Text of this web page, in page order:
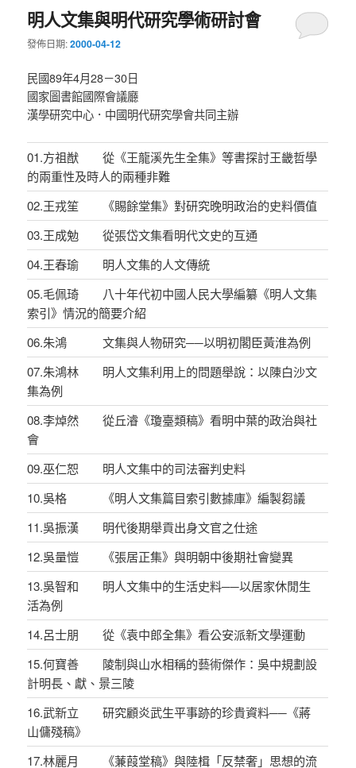
明人文集與明代研究學術研討會
發佈日期:2000-04-12
民國89年4月28－30日
國家圖書館國際會議廳
漢學研究中心．中國明代研究學會共同主辦
01.方祖猷 從《王龍溪先生全集》等書探討王畿哲學
的兩重性及時人的兩種非難
02.王戎笙 《賜餘堂集》對研究晚明政治的史料價值
03.王成勉 從張岱文集看明代文史的互通
04.王春瑜 明人文集的人文傳統
05.毛佩琦 八十年代初中國人民大學編纂《明人文集
索引》情況的簡要介紹
06.朱鴻 文集與人物研究──以明初閣臣黃淮為例
07.朱鴻林 明人文集利用上的問題舉說：以陳白沙文
集為例
08.李焯然 從丘濬《瓊臺類稿》看明中葉的政治與社
會
09.巫仁恕 明人文集中的司法審判史料
10.吳格 《明人文集篇目索引數據庫》編製芻議
11.吳振漢 明代後期舉貢出身文官之仕途
12.吳量愷 《張居正集》與明朝中後期社會變異
13.吳智和 明人文集中的生活史料──以居家休閒生
活為例
14.呂士朋 從《袁中郎全集》看公安派新文學運動
15.何寶善 陵制與山水相稱的藝術傑作：吳中規劃設
計明長、獻、景三陵
16.武新立 研究顧炎武生平事跡的珍貴資料──《蔣
山傭殘稿》
17.林麗月 《蒹葭堂稿》與陸楫「反禁奢」思想的流